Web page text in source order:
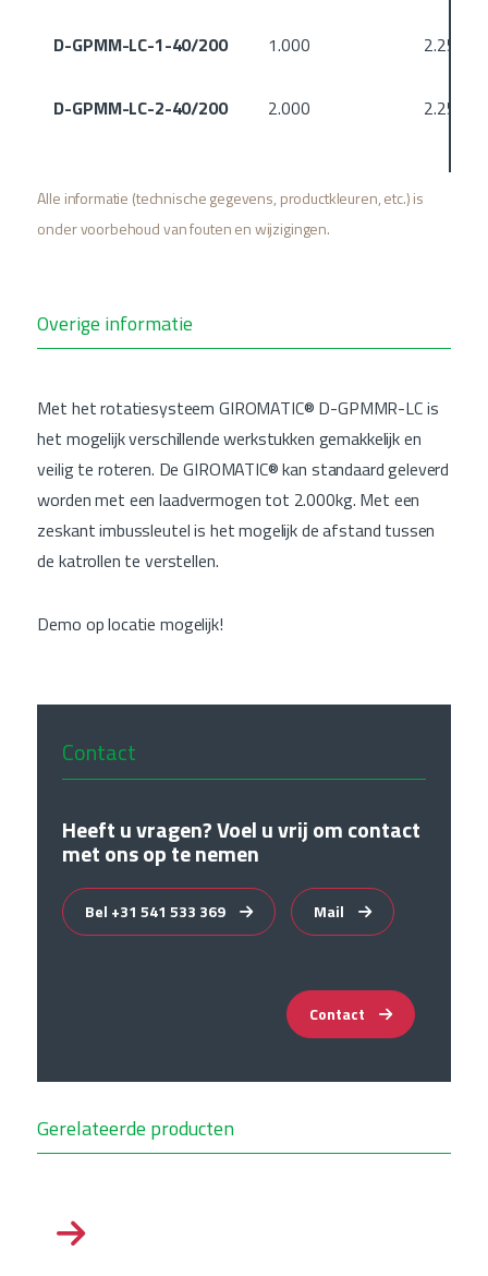
D-GPMM-LC-1-40/200 1.000 2.250
D-GPMM-LC-2-40/200 2.000 2.250
Alle informatie (technische gegevens, productkleuren, etc.) is
onder voorbehoud van fouten en wijzigingen.
Overige informatie
Met het rotatiesysteem GIROMATIC® D-GPMMR-LC is
het mogelijk verschillende werkstukken gemakkelijk en
veilig te roteren. De GIROMATIC® kan standaard geleverd
worden met een laadvermogen tot 2.000kg. Met een
zeskant imbussleutel is het mogelijk de afstand tussen
de katrollen te verstellen.
Demo op locatie mogelijk!
Contact
Heeft u vragen? Voel u vrij om contact
met ons op te nemen
Bel +31 541 533 369 Mail
Contact
Gerelateerde producten